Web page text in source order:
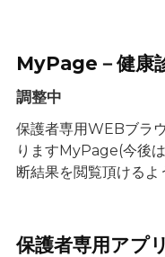
MyPage－健康
調整中
保護者専用WEBブラ
りますMyPage(今後
断結果を閲覧頂けるよ
保護者専用アプ